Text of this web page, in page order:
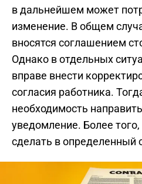
в дальнейшем может
изменение. В общем
вносятся соглашением
Однако в отдельных
вправе внести
согласия работника.
необходимость
уведомление. Более
сделать в определенный